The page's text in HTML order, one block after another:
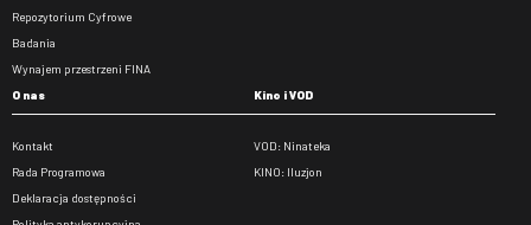
Repozytorium Cyfrowe
Badania
Wynajem przestrzeni FINA
O nas
Kontakt
Rada Programowa
Deklaracja dostępności
Kino i VOD
VOD: Ninateka
KINO: Iluzjon